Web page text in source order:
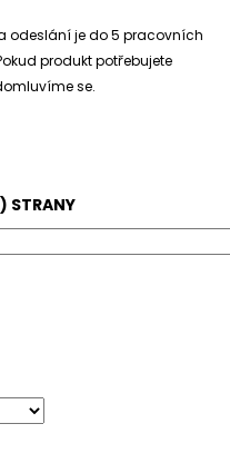
odeslání je do 5 pracovních
produkt potřebujete
se.
STRANY